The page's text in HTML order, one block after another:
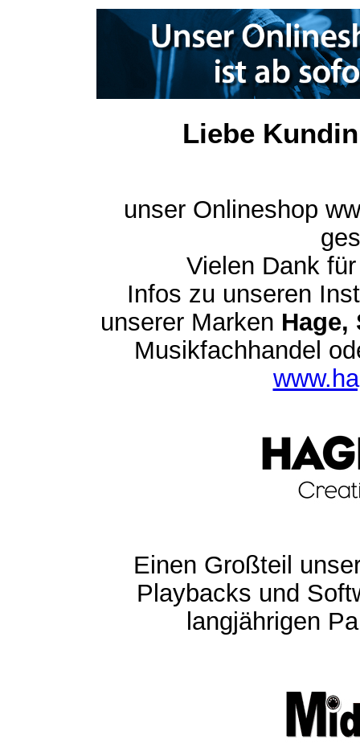
Liebe
unser Onlineshop
Vielen Dank
Infos zu unseren
unserer Marken Hage,
Musikfachhandel
Einen Großteil
Playbacks und
langjährigen